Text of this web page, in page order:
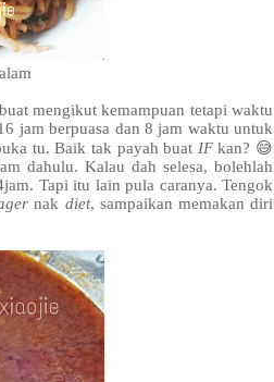
mengikut kemampuan tetapi waktu
jam berpuasa dan 8 jam waktu untuk
tu. Baik tak payah buat IFkan? 😅
dahulu. Kalau dah selesa, bolehlah
Tapi itu lain pula caranya. Tengok
nak diet, sampaikan memakan diri